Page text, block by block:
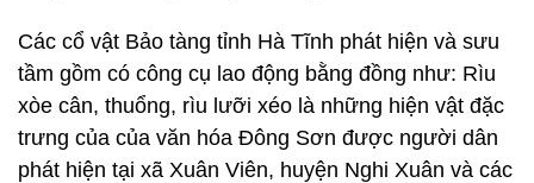
Các cổ vật Bảo tàng tỉnh Hà Tĩnh phát hiện và sưu
tầm gồm có công cụ lao động bằng đồng như: Rìu
xòe cân, thuổng, rìu lưỡi xéo là những hiện vật đặc
trưng của của văn hóa Đông Sơn được người dân
phát hiện tại xã Xuân Viên, huyện Nghi Xuân và các